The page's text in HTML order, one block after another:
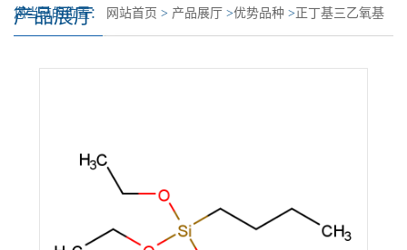
产品展厅
您当前的位置： 网站首页 > 产品展厅 >优势品种 > 正丁基三乙氧基